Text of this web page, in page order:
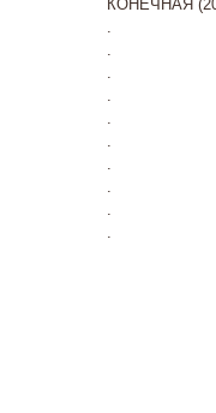
КОНЕЧНАЯ
.
.
.
.
.
.
.
.
.
.